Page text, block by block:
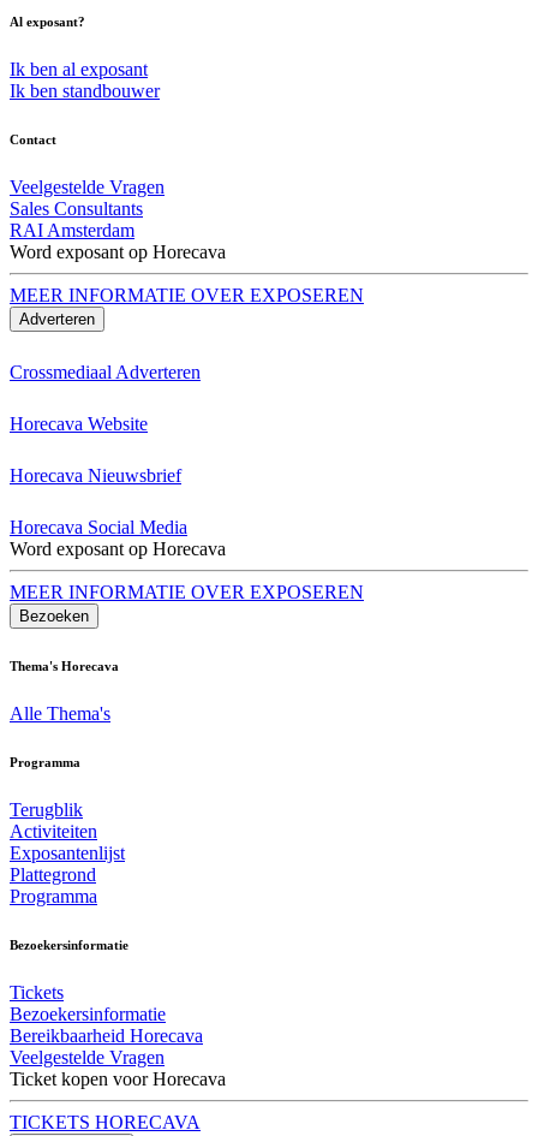
Al exposant?
Ik ben al exposant
Ik ben standbouwer
Contact
Veelgestelde Vragen
Sales Consultants
RAI Amsterdam
Word exposant op Horecava
MEER INFORMATIE OVER EXPOSEREN
Adverteren
Crossmediaal Adverteren
Horecava Website
Horecava Nieuwsbrief
Horecava Social Media
Word exposant op Horecava
MEER INFORMATIE OVER EXPOSEREN
Bezoeken
Thema's Horecava
Alle Thema's
Programma
Terugblik
Activiteiten
Exposantenlijst
Plattegrond
Programma
Bezoekersinformatie
Tickets
Bezoekersinformatie
Bereikbaarheid Horecava
Veelgestelde Vragen
Ticket kopen voor Horecava
TICKETS HORECAVA